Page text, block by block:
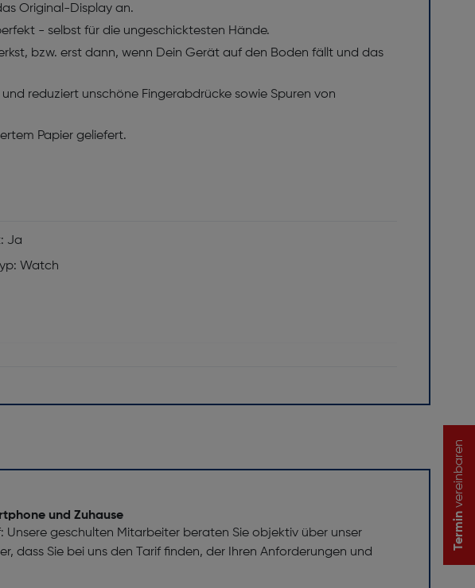
Original-Display an.
- selbst für die ungeschicktesten Hände.
bzw. erst dann, wenn Dein Gerät auf den Boden fällt und das
reduziert unschöne Fingerabdrücke sowie Spuren von
Papier geliefert.
Ja
Watch
und Zuhause
geschulten Mitarbeiter beraten Sie objektiv über unser
dass Sie bei uns den Tarif finden, der Ihren Anforderungen und
Termin
vereinbaren